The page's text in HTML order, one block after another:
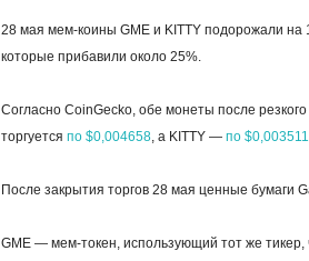
28 мая мем-коины GME и KITTY подорожали на
которые прибавили около 25%.
Согласно CoinGecko, обе монеты после
торгуется по $0,004658, а KITTY — по $0,003511
После закрытия торгов 28 мая ценные бумаги
GME — мем-токен, использующий тот же тикер,